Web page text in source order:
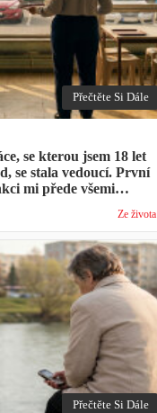
Přečtěte Si Dále
se kterou jsem 18 let
se stala vedoucí. První
mi přede všemi
stejně jako vždyckyZe života
Přečtěte Si Dále